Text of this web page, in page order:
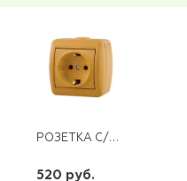
РОЗЕТКА С/З ОТКРЫТАЯ ОЛЬХА NATA
520 руб.